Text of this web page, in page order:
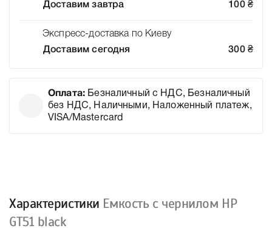
Доставим завтра
100 ₴
Экспресс-доставка по Киеву
Доставим сегодня
300 ₴
Оплата: Безналичный с НДС, Безналичный
без НДС, Наличными, Наложенный платеж,
VISA/Mastercard
Характеристики Емкость с чернилом HP
GT51 black